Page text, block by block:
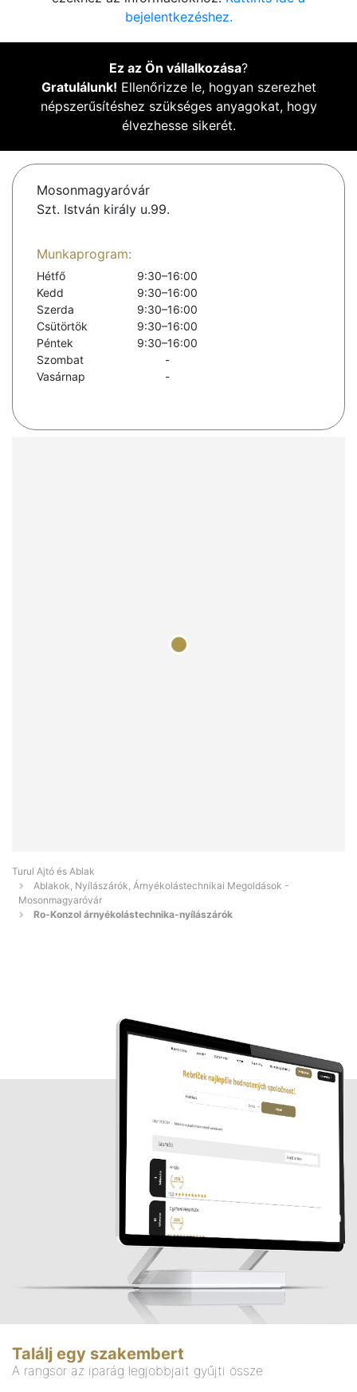
bejelentkezéshez.
Ez az Ön vállalkozása?
Gratulálunk! Ellenőrizze le, hogyan szerezhet
népszerűsítéshez szükséges anyagokat, hogy
élvezhesse sikerét.
Mosonmagyaróvár
Szt. István király u.99.
Munkaprogram:
Hétfő
9:30–16:00
Kedd
9:30–16:00
Szerda
9:30–16:00
Csütörtök
9:30–16:00
Péntek
9:30–16:00
Szombat
-
Vasárnap
-
Turul Ajtó és Ablak
Ablakok, Nyílászárók, Árnyékolástechnikai Megoldások -
Mosonmagyaróvár
Ro-Konzol árnyékolástechnika-nyílászárók
Találj egy szakembert
A rangsor az iparág legjobbjait gyűjti össze